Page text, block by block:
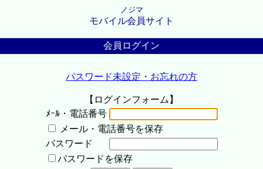
ノジマ
モバイル会員サイト
会員ログイン
パスワード未設定・お忘れの方
【ログインフォーム】
ﾒｰﾙ・電話番号
メール・電話番号を保存
パスワード
パスワードを保存